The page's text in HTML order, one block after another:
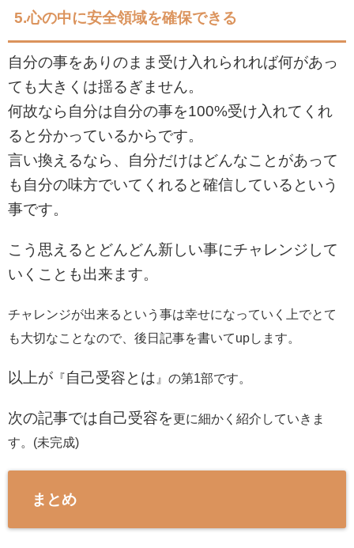
5.心の中に安全領域を確保できる
自分の事をありのまま受け入れられれば何があっ
ても大きくは揺るぎません。
何故なら自分は自分の事を100%受け入れてくれ
ると分かっているからです。
言い換えるなら、自分だけはどんなことがあって
も自分の味方でいてくれると確信しているという
事です。
こう思えるとどんどん新しい事にチャレンジして
いくことも出来ます。
チャレンジが出来るという事は幸せになっていく上でとて
も大切なことなので、後日記事を書いてupします。
以上が 『自己受容とは 』の第1部です。
次の記事では自己受容を更に細かく紹介していきま
す。(未完成)
まとめ